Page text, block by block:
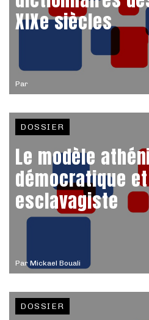
Par
XIXe siècles
Par Mickael Bouali
DOSSIER
Le modèle
démocratique
esclavagiste
DOSSIER